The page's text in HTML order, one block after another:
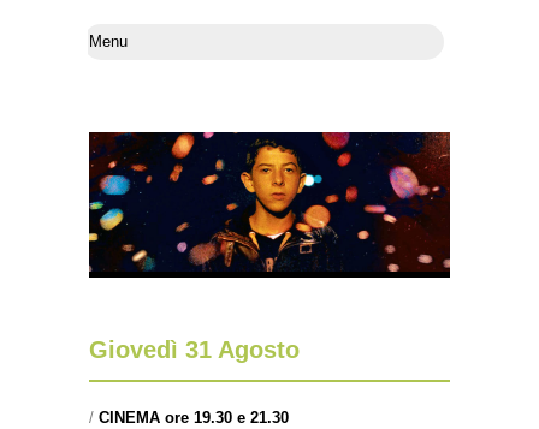
Giovedì 31 Agosto
/ CINEMA ore 19.30 e 21.30